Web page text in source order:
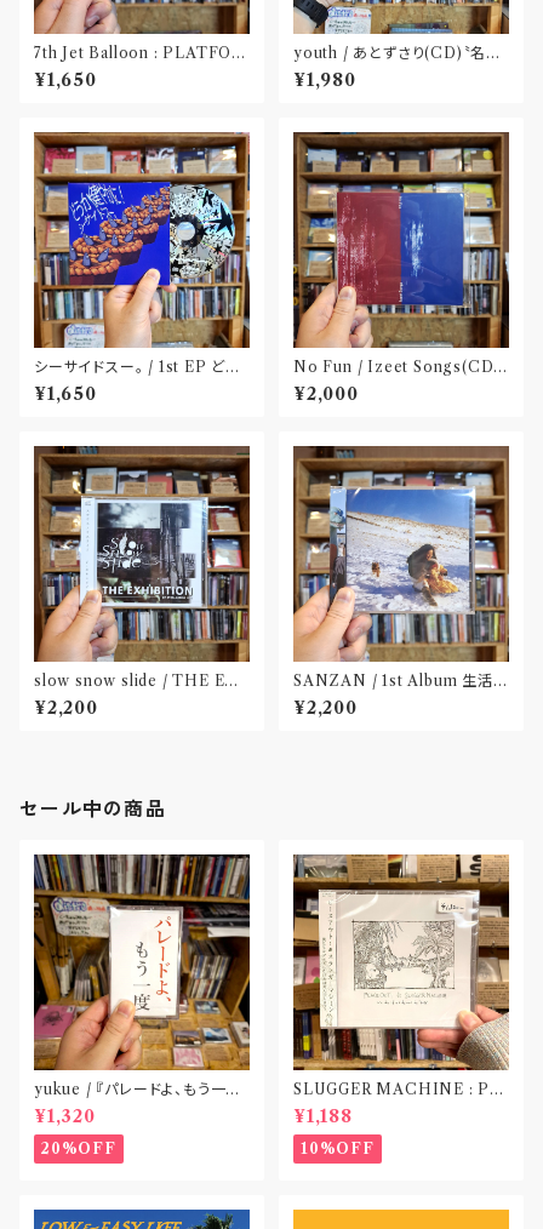
7th Jet Balloon : PLATFOR
M SPLIT EP(CD)〝長野〟×
〝大阪〟
¥1,650
youth / あとずさり(CD)〝名古
屋〟
¥1,980
シーサイドスー。 / 1st EP どう
か健やかに！(CD)〝静岡県三島
市〟
¥1,650
No Fun / Izeet Songs(CD)
〝京都〟
¥2,000
slow snow slide / THE EX
HIBITION(CD)〝山形県酒田
市〟
¥2,200
SANZAN / 1st Album 生活の
名残(CD)〝静岡県三島市〟
¥2,200
セール中の商品
yukue / 『パレードよ、もう一度』
(TAPE)
¥1,320
20%OFF
SLUGGER MACHINE : PE
ACE OUT! / we die if we d
o not do “DIG”(SPLIT CD)
〝横浜&札幌〟
¥1,188
10%OFF